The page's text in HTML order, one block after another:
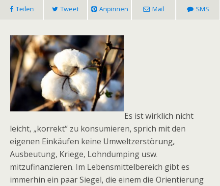
Teilen Tweet Anpinnen Mail SMS
Es ist wirklich nicht
leicht, „korrekt“ zu konsumieren, sprich mit den
eigenen Einkäufen keine Umweltzerstörung,
Ausbeutung, Kriege, Lohndumping usw.
mitzufinanzieren. Im Lebensmittelbereich gibt es
immerhin ein paar Siegel, die einem die Orientierung